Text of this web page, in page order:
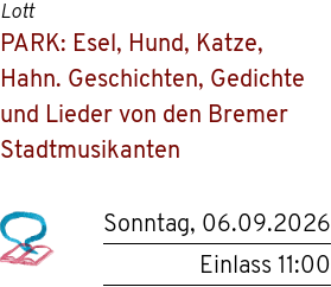
Lott
PARK: Esel, Hund, Katze,
Hahn. Geschichten, Gedichte
und Lieder von den Bremer
Stadtmusikanten
Sonntag, 06.09.2026
Einlass 11:00